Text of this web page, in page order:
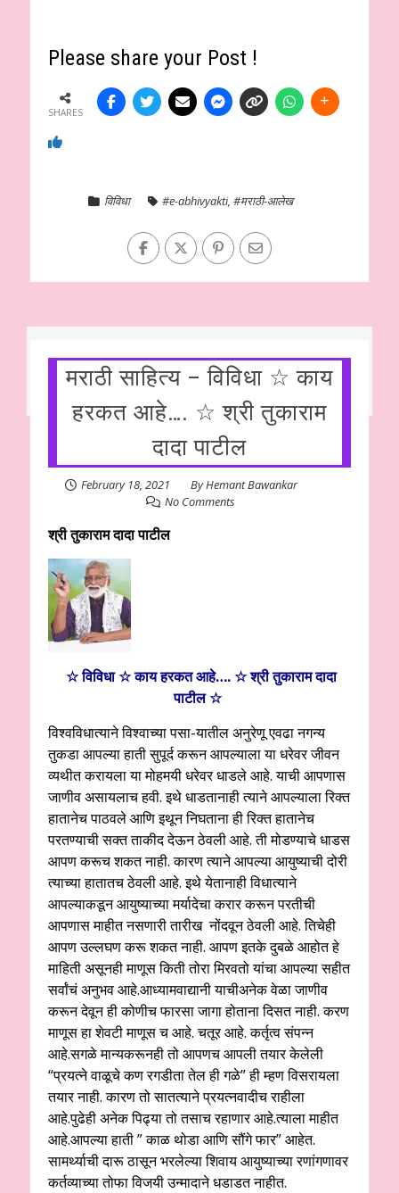
Please share your Post !
SHARES
विविधा #e-abhivyakti, #मराठी-आलेख
मराठी साहित्य – विविधा ☆ काय
हरकत आहे…. ☆ श्री तुकाराम
दादा पाटील
February 18, 2021 ByHemant Bawankar
No Comments
श्री तुकाराम दादा पाटील
☆ विविधा ☆ काय हरकत आहे…. ☆ श्री तुकाराम दादा
पाटील ☆
विश्वविधात्याने विश्वाच्या पसा-यातील अनुरेणू एवढा नगन्य
तुकडा आपल्या हाती सुपूर्द करून आपल्याला या धरेवर जीवन
व्यथीत करायला या मोहमयी धरेवर धाडले आहे. याची आपणास
जाणीव असायलाच हवी. इथे धाडतानाही त्याने आपल्याला रिक्त
हातानेच पाठवले आणि इथून निघताना ही रिक्त हातानेच
परतण्याची सक्त ताकीद देऊन ठेवली आहे. ती मोडण्याचे धाडस
आपण करूच शकत नाही. कारण त्याने आपल्या आयुष्याची दोरी
त्याच्या हातातच ठेवली आहे. इथे येतानाही विधात्याने
आपल्याकडून आयुष्याच्या मर्यादेचा करार करून परतीची
आपणास माहीत नसणारी तारीख नोंदवून ठेवली आहे. तिचेही
आपण उल्लघण करू शकत नाही. आपण इतके दुबळे आहोत हे
माहिती असूनही माणूस किती तोरा मिरवतो यांचा आपल्या सहीत
सर्वांचं अनुभव आहे.आध्यामवाद्यानी याचीअनेक वेळा जाणीव
करून देवून ही कोणीच फारसा जागा होताना दिसत नाही. करण
माणूस हा शेवटी माणूस च आहे. चतूर आहे. कर्तृत्व संपन्न
आहे.सगळे मान्यकरूनही तो आपणच आपली तयार केलेली
“प्रयत्ने वाळूचे कण रगडीता तेल ही गळे” ही म्हण विसरायला
तयार नाही. कारण तो सातत्याने प्रयत्नवादीच राहीला
आहे.पुढेही अनेक पिढ्या तो तसाच रहाणार आहे.त्याला माहीत
आहे.आपल्या हाती ” काळ थोडा आणि सौंगे फार” आहेत.
सामर्थ्याची दारू ठासून भरलेल्या शिवाय आयुष्याच्या रणांगणावर
कर्तव्याच्या तोफा विजयी उन्मादाने धडाडत नाहीत.